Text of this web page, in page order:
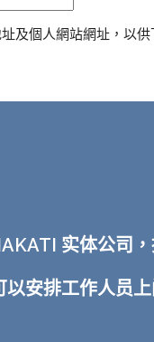
及個人網站網址，以供
实体公司
安排工作人员